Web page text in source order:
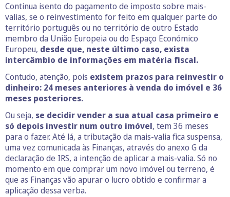
Continua isento do pagamento de imposto sobre mais-
valias, se o reinvestimento for feito em qualquer parte do
território português ou no território de outro Estado
membro da União Europeia ou do Espaço Económico
Europeu, desde que, neste último caso, exista
intercâmbio de informações em matéria fiscal.
Contudo, atenção, pois existem prazos para reinvestir o
dinheiro: 24 meses anteriores à venda do imóvel e 36
meses posteriores.
Ou seja, se decidir vender a sua atual casa primeiro e
só depois investir num outro imóvel, tem 36 meses
para o fazer. Até lá, a tributação da mais-valia fica suspensa,
uma vez comunicada às Finanças, através do anexo G da
declaração de IRS, a intenção de aplicar a mais-valia. Só no
momento em que comprar um novo imóvel ou terreno, é
que as Finanças vão apurar o lucro obtido e confirmar a
aplicação dessa verba.